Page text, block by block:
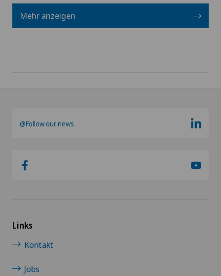
Mehr anzeigen
@Follow our news
Links
Kontakt
Jobs